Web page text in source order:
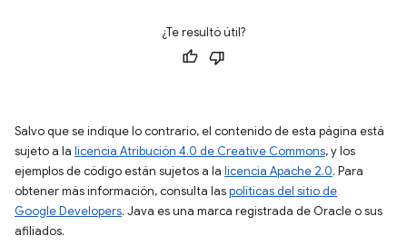
¿Te resultó útil?
Salvo que se indique lo contrario, el contenido de esta página está
sujeto a la licencia Atribución 4.0 de Creative Commons, y los
ejemplos de código están sujetos a la licencia Apache 2.0. Para
obtener más información, consulta laspolíticas del sitio de
Google Developers. Java es una marca registrada de Oracle o sus
afiliados.